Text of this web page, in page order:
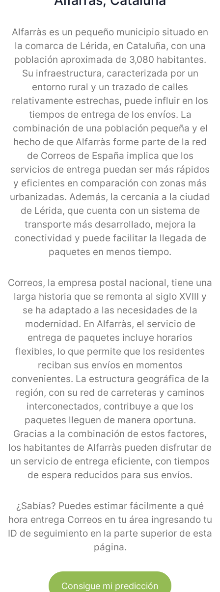
Alfarràs es un pequeño municipio situado en
la comarca de Lérida, en Cataluña, con una
población aproximada de 3,080 habitantes.
Su infraestructura, caracterizada por un
entorno rural y un trazado de calles
relativamente estrechas, puede influir en los
tiempos de entrega de los envíos. La
combinación de una población pequeña y el
hecho de que Alfarràs forme parte de la red
de Correos de España implica que los
servicios de entrega puedan ser más rápidos
y eficientes en comparación con zonas más
urbanizadas. Además, la cercanía a la ciudad
de Lérida, que cuenta con un sistema de
transporte más desarrollado, mejora la
conectividad y puede facilitar la llegada de
paquetes en menos tiempo.
Correos, la empresa postal nacional, tiene una
larga historia que se remonta al siglo XVIII y
se ha adaptado a las necesidades de la
modernidad. En Alfarràs, el servicio de
entrega de paquetes incluye horarios
flexibles, lo que permite que los residentes
reciban sus envíos en momentos
convenientes. La estructura geográfica de la
región, con su red de carreteras y caminos
interconectados, contribuye a que los
paquetes lleguen de manera oportuna.
Gracias a la combinación de estos factores,
los habitantes de Alfarràs pueden disfrutar de
un servicio de entrega eficiente, con tiempos
de espera reducidos para sus envíos.
¿Sabías? Puedes estimar fácilmente a qué
hora entrega Correos en tu área ingresando tu
ID de seguimiento en la parte superior de esta
página.
Consigue mi predicción